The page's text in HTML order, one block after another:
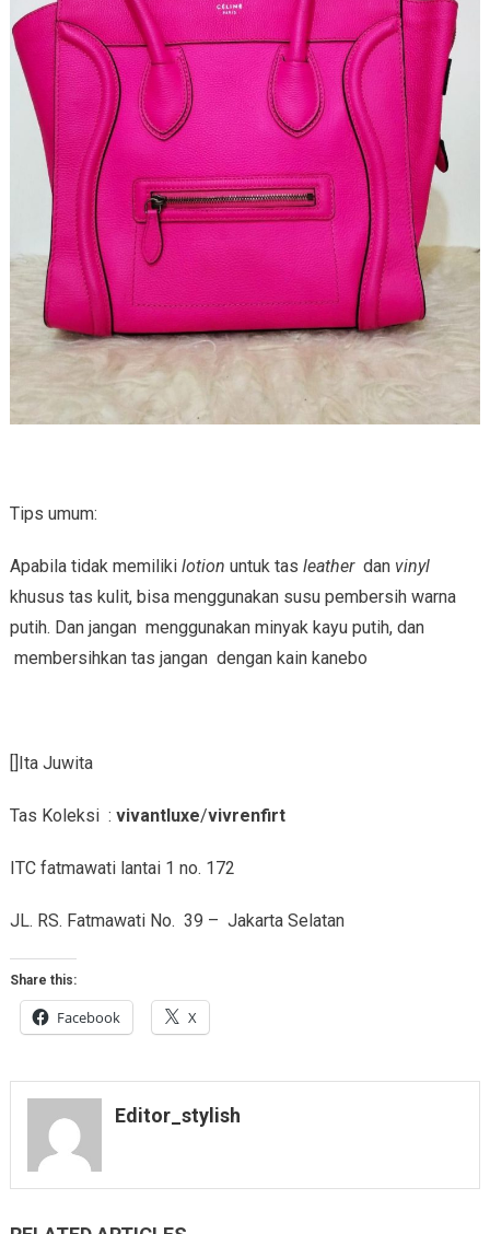
Tips umum:
Apabila tidak memiliki lotion untuk tas leatherdan vinyl
khusus tas kulit, bisa menggunakan susu pembersih warna
putih. Dan jangan menggunakan minyak kayu putih, dan
membersihkan tas jangan dengan kain kanebo
[]Ita Juwita
Tas Koleksi : vivantluxe/vivrenfirt
ITC fatmawati lantai 1 no. 172
JL. RS. Fatmawati No. 39 – Jakarta Selatan
Share this:
Facebook X
Editor_stylish